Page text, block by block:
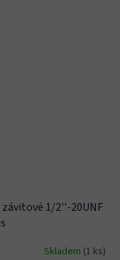
1/2''-20UNF
Skladem (1 ks)